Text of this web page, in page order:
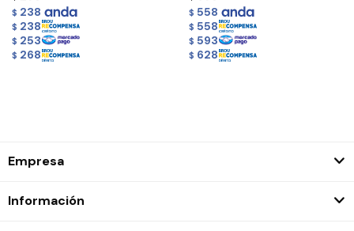
$ 238
$ 238
$ 253
$ 268
$ 558
$ 558
$ 593
$ 628
Empresa
Información